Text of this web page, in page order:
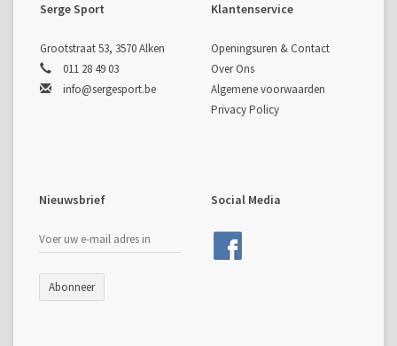
Serge Sport
Grootstraat 53, 3570 Alken
011 28 49 03
info@sergesport.be
Klantenservice
Openingsuren & Contact
Over Ons
Algemene voorwaarden
Privacy Policy
Nieuwsbrief
Abonneer
Social Media